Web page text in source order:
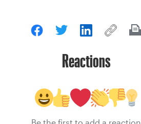
Reactions